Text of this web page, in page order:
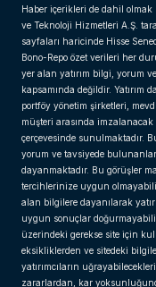
Haber içerikleri de dahil olmak
ve Teknoloji Hizmetleri A.Ş.
sayfaları haricinde Hisse
Bono-Repo özet verileri her
yer alan yatırım bilgi, yorum
kapsamında değildir. Yatırım
portföy yönetim şirketleri,
müşteri arasında imzalanacak
çerçevesinde sunulmaktadır.
yorum ve tavsiyede
dayanmaktadır. Bu görüşler
tercihlerinize uygun
alan bilgilere dayanılarak
uygun sonuçlar
üzerindeki gerekse site için
eksikliklerden ve sitedeki
yatırımcıların
zararlardan, kar